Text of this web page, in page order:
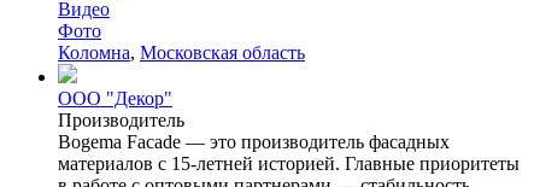
Видео
Фото
Коломна, Московская область
ООО "Декор"
Производитель
Bogema Facade — это производитель фасадных
материалов с 15-летней историей. Главные приоритеты